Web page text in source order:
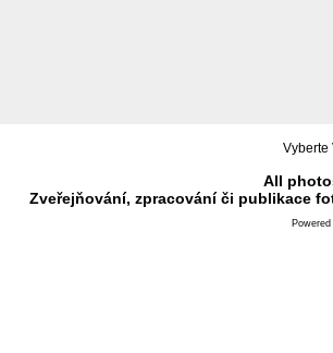
Vyberte
All
Zveřejňování, zpracování či publikace